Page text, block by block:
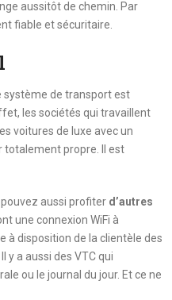
aussitôt de chemin. Par
fiable et sécuritaire.
système de transport est
les sociétés qui travaillent
voitures de luxe avec un
propre. Il est
aussi profiter d’autres
une connexion WiFi à
à disposition de la clientèle des
y a aussi des VTC qui
ou le journal du jour. Et ce ne